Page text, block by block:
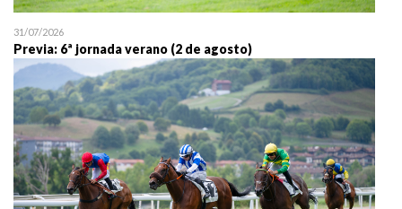
31/07/2026
Previa: 6ª jornada verano (2 de agosto)